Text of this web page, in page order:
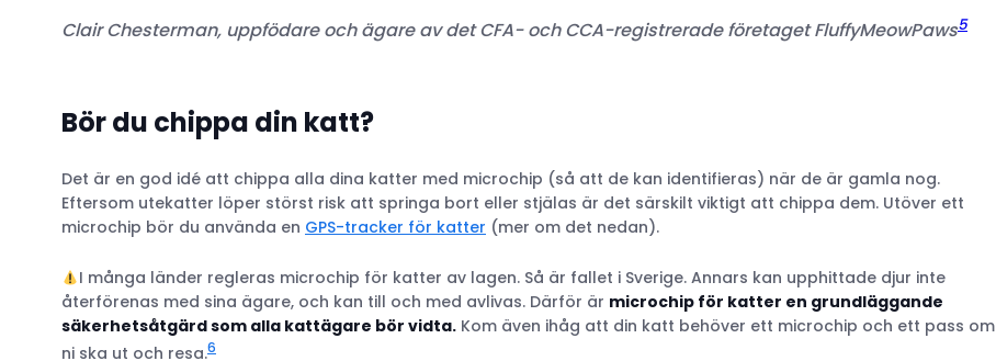
Clair Chesterman, uppfödare och ägare av det CFA- och CCA-registrerade företagetFluffyMeowPaws5
Bör du chippa din katt?
Det är en god idé att chippa alla dina katter med microchip (så att de kan identifieras) när de är gamla nog.
Eftersom utekatter löper störst risk att springa bort eller stjälas är det särskilt viktigt att chippa dem. Utöver ett
microchip bör du använda en GPS-tracker för katter (mer om det nedan).
I många länder regleras microchip för katter av lagen. Så är fallet i Sverige. Annars kan upphittade djur inte
återförenas med sina ägare, och kan till och med avlivas. Därför är microchip för katter en grundläggande
säkerhetsåtgärd som alla kattägare bör vidta. Kom även ihåg att din katt behöver ett microchip och ett pass om
ni ska ut och resa.6